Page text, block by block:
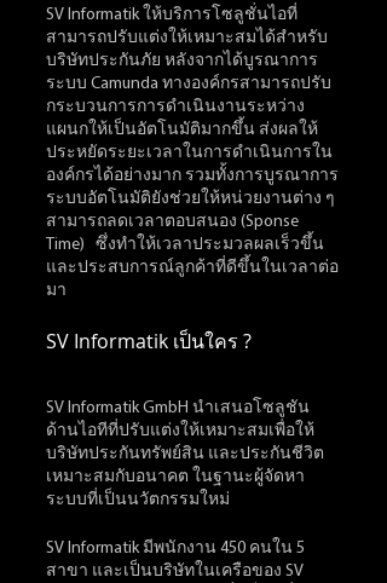
SV Informatik ให้บริการโซลูชั่นไอที่
สามารถปรับแต่งให้เหมาะสมได้สำหรับ
บริษัทประกันภัย หลังจากได้บูรณาการ
ระบบ Camunda ทางองค์กรสามารถปรับ
กระบวนการการดำเนินงานระหว่าง
แผนกให้เป็นอัตโนมัติมากขึ้น ส่งผลให้
ประหยัดระยะเวลาในการดำเนินการใน
องค์กรได้อย่างมาก รวมทั้งการบูรณาการ
ระบบอัตโนมัติยังช่วยให้หน่วยงานต่าง ๆ
สามารถลดเวลาตอบสนอง (Sponse
Time)   ซึ่งทำให้เวลาประมวลผลเร็วขึ้น
และประสบการณ์ลูกค้าที่ดีขึ้นในเวลาต่อ
มา
SV Informatik เป็นใคร ?
SV Informatik GmbH นำเสนอโซลูชัน
ด้านไอทีที่ปรับแต่งให้เหมาะสมเพื่อให้
บริษัทประกันทรัพย์สิน และประกันชีวิต
เหมาะสมกับอนาคต ในฐานะผู้จัดหา
ระบบที่เป็นนวัตกรรมใหม่
SV Informatik มีพนักงาน 450 คนใน 5
สาขา และเป็นบริษัทในเครือของ SV